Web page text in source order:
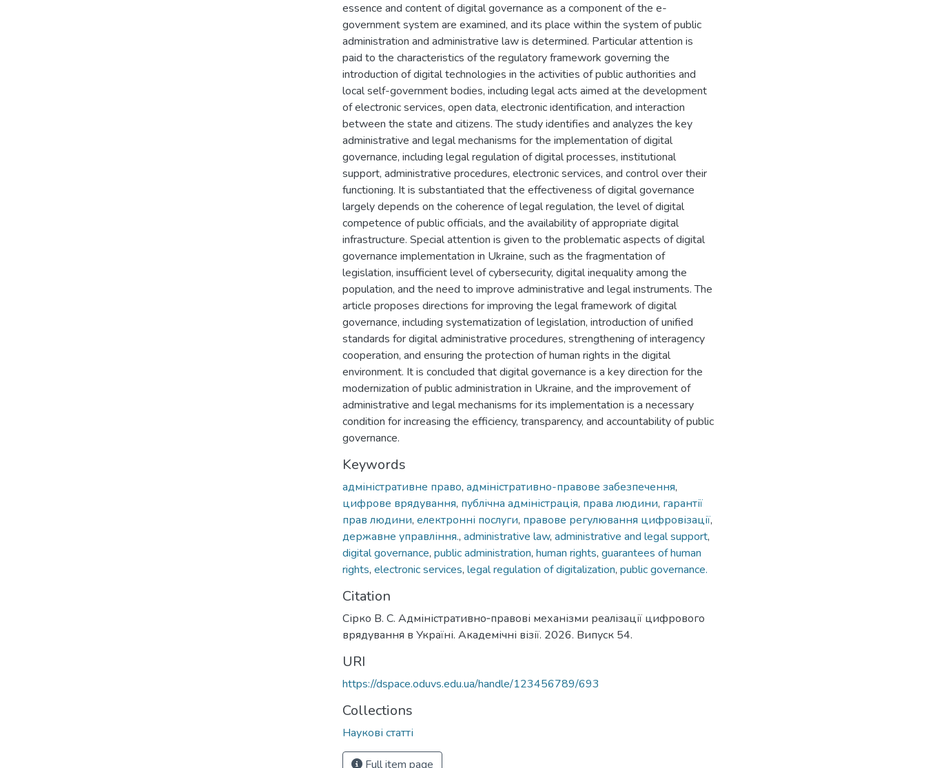
essence and content of digital governance as a component of the e-
government system are examined, and its place within the system of public
administration and administrative law is determined. Particular attention is
paid to the characteristics of the regulatory framework governing the
introduction of digital technologies in the activities of public authorities and
local self-government bodies, including legal acts aimed at the development
of electronic services, open data, electronic identification, and interaction
between the state and citizens. The study identifies and analyzes the key
administrative and legal mechanisms for the implementation of digital
governance, including legal regulation of digital processes, institutional
support, administrative procedures, electronic services, and control over their
functioning. It is substantiated that the effectiveness of digital governance
largely depends on the coherence of legal regulation, the level of digital
competence of public officials, and the availability of appropriate digital
infrastructure. Special attention is given to the problematic aspects of digital
governance implementation in Ukraine, such as the fragmentation of
legislation, insufficient level of cybersecurity, digital inequality among the
population, and the need to improve administrative and legal instruments. The
article proposes directions for improving the legal framework of digital
governance, including systematization of legislation, introduction of unified
standards for digital administrative procedures, strengthening of interagency
cooperation, and ensuring the protection of human rights in the digital
environment. It is concluded that digital governance is a key direction for the
modernization of public administration in Ukraine, and the improvement of
administrative and legal mechanisms for its implementation is a necessary
condition for increasing the efficiency, transparency, and accountability of public
governance.
Keywords
адміністративне право, адміністративно-правове забезпечення,
цифрове врядування, публічна адміністрація, права людини, гарантії
прав людини, електронні послуги, правове регулювання цифровізації,
державне управління., administrative law, administrative and legal support,
digital governance, public administration, human rights, guarantees of human
rights, electronic services, legal regulation of digitalization, public governance.
Citation
Сірко В. С. Адміністративно‐правові механізми реалізації цифрового
врядування в Україні. Академічні візії. 2026. Випуск 54.
URI
https://dspace.oduvs.edu.ua/handle/123456789/693
Collections
Наукові статті
Full item page